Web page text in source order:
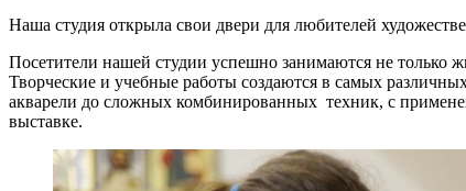
Наша студия открыла свои двери для любителей
Посетители нашей студии успешно занимаются не только
Творческие и учебные работы создаются в самых
акварели до сложных комбинированных техник, с
выставке.